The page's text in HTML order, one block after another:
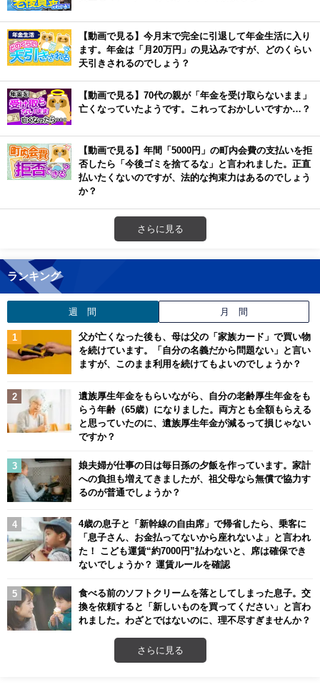
【動画で見る】今月末で完全に引退して年金生活に入り
ます。年金は「月20万円」の見込みですが、どのくらい
天引きされるのでしょう？
【動画で見る】70代の親が「年金を受け取らないまま」
亡くなっていたようです。これっておかしいですか…？
【動画で見る】年間「5000円」の町内会費の支払いを拒
否したら「今後ゴミを捨てるな」と言われました。正直
払いたくないのですが、法的な拘束力はあるのでしょう
か？
さらに見る
ランキング
週 間 月 間
父が亡くなった後も、母は父の「家族カード」で買い物
を続けています。「自分の名義だから問題ない」と言い
ますが、このまま利用を続けてもよいのでしょうか？
遺族厚生年金をもらいながら、自分の老齢厚生年金をも
らう年齢（65歳）になりました。両方とも全額もらえる
と思っていたのに、遺族厚生年金が減るって損じゃない
ですか？
娘夫婦が仕事の日は毎日孫の夕飯を作っています。家計
への負担も増えてきましたが、祖父母なら無償で協力す
るのが普通でしょうか？
4歳の息子と「新幹線の自由席」で帰省したら、乗客に
「息子さん、お金払ってないから座れないよ」と言われ
た！ こども運賃“約7000円”払わないと、席は確保でき
ないでしょうか？ 運賃ルールを確認
食べる前のソフトクリームを落としてしまった息子。交
換を依頼すると「新しいものを買ってください」と言わ
れました。わざとではないのに、理不尽すぎませんか？
さらに見る